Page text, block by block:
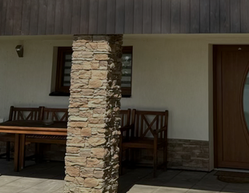
pro cyklistické vybavení |